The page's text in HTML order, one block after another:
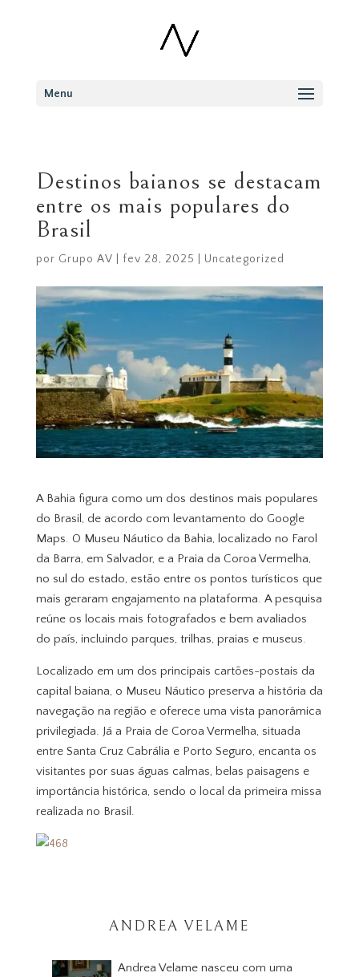
Menu
Destinos baianos se destacam
entre os mais populares do
Brasil
por Grupo AV fev 28, 2025 Uncategorized
A Bahia figura como um dos destinos mais populares
do Brasil, de acordo com levantamento do Google
Maps. O Museu Náutico da Bahia, localizado no Farol
da Barra, em Salvador, e a Praia da Coroa Vermelha,
no sul do estado, estão entre os pontos turísticos que
mais geraram engajamento na plataforma. A pesquisa
reúne os locais mais fotografados e bem avaliados
do país, incluindo parques, trilhas, praias e museus.
Localizado em um dos principais cartões-postais da
capital baiana, o Museu Náutico preserva a história da
navegação na região e oferece uma vista panorâmica
privilegiada. Já a Praia de Coroa Vermelha, situada
entre Santa Cruz Cabrália e Porto Seguro, encanta os
visitantes por suas águas calmas, belas paisagens e
importância histórica, sendo o local da primeira missa
realizada no Brasil.
ANDREA VELAME
Andrea Velame nasceu com uma